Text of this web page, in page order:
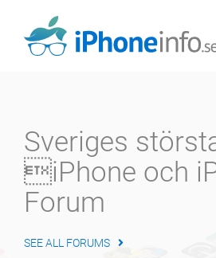
content
Sveriges
iPhone och
Forum
SEE ALL FORUMS